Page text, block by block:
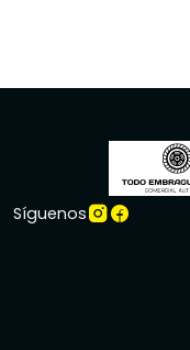
Síguenos